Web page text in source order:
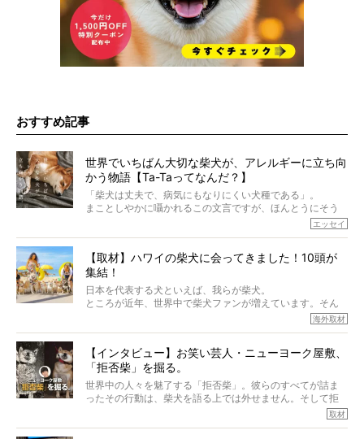
おすすめ記事
世界でいちばん大切な柴犬が、アレルギーに立ち向
かう物語【Ta-Taってなんだ？】
「柴犬は丈夫で、病気にもなりにくい犬種である」。
まことしやかに囁かれるこの文言ですが、ほんとうにそう
もちろん、犬種としての完成度がとてつもなく高い柴犬だ
でも、いざそれぞれの個体を見ていくと、丈夫で病気にも
なりにくい、とは言えないような気もするのです。
実際に「病気にならない」などということはないし、飼い
主はそのためにやるべきことがある。
今回は、柴犬に関わる方たちすべてに読んで欲しい、ある
ご本人からのレポートは、愛情たっぷりで示唆に富んだ物
語でした。
※文章はご本人の了承を得て編集しています
※画像はすべてイメージです
※この記事は個人の感想であり、効果・効能を示すものではありません
エッセイ
【取材】ハワイの柴犬に会ってきました！10頭が
集結！
日本を代表する犬といえば、我らが柴犬。
ところが近年、世界中で柴犬ファンが増えています。そん
な中「柴犬ライフ」が目をつけたのは、南の楽園ハワイ。
柴犬オーナーが多く、定期的にオフ会まで開催されている
そんな噂を聞きつけ、今回はハワイの柴犬たちを取材して
きました！
海外取材
【インタビュー】お笑い芸人・ニューヨーク屋敷、
「拒否柴」を掘る。
世界中の人々を魅了する「拒否柴」。彼らのすべてが詰ま
ったその行動は、柴犬を語る上では外せません。そして拒
否柴がここまで話題になるのは、“映える”ことも理由のひと
取材